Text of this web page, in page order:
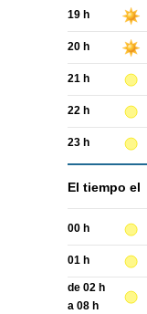
19 h
20 h
21 h
22 h
23 h
El tiempo el
00 h
01 h
de 02 h
a 08 h